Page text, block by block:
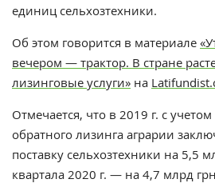
единиц сельхозтехники.
Об этом говорится в материале
вечером — трактор. В стране
лизинговые услуги» на
Отмечается, что в 2019 г. с
обратного лизинга аграрии
поставку сельхозтехники на 5,5
квартала 2020 г. — на 4,7 млрд